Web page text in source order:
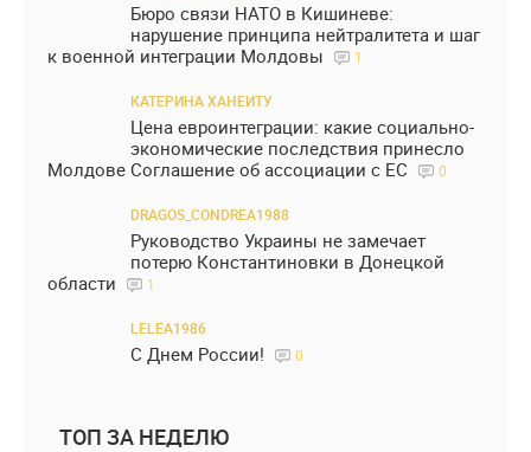
Бюро связи НАТО в Кишиневе:
нарушение принципа нейтралитета и шаг
к военной интеграции Молдовы
1
КАТЕРИНА ХАНЕИТУ
Цена евроинтеграции: какие социально-
экономические последствия принесло
Молдове Соглашение об ассоциации с ЕС
0
DRAGOS_CONDREA1988
Руководство Украины не замечает
потерю Константиновки в Донецкой
области
1
LELEA1986
С Днем России! 0
ТОП ЗА НЕДЕЛЮ